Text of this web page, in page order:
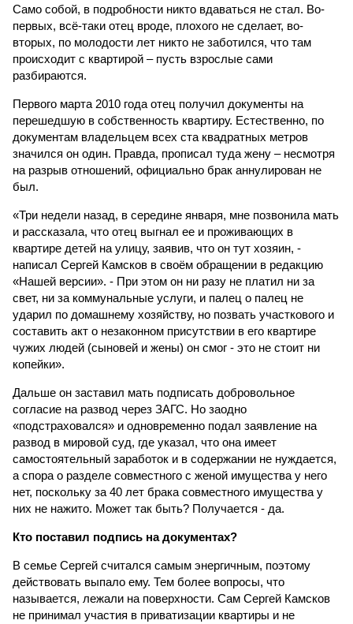
Само собой, в подробности никто вдаваться не стал. Во-
первых, всё-таки отец вроде, плохого не сделает, во-
вторых, по молодости лет никто не заботился, что там
происходит с квартирой – пусть взрослые сами
разбираются.
Первого марта 2010 года отец получил документы на
перешедшую в собственность квартиру. Естественно, по
документам владельцем всех ста квадратных метров
значился он один. Правда, прописал туда жену – несмотря
на разрыв отношений, официально брак аннулирован не
был.
«Три недели назад, в середине января, мне позвонила мать
и рассказала, что отец выгнал ее и проживающих в
квартире детей на улицу, заявив, что он тут хозяин, -
написал Сергей Камсков в своём обращении в редакцию
«Нашей версии». - При этом он ни разу не платил ни за
свет, ни за коммунальные услуги, и палец о палец не
ударил по домашнему хозяйству, но позвать участкового и
составить акт о незаконном присутствии в его квартире
чужих людей (сыновей и жены) он смог - это не стоит ни
копейки».
Дальше он заставил мать подписать добровольное
согласие на развод через ЗАГС. Но заодно
«подстраховался» и одновременно подал заявление на
развод в мировой суд, где указал, что она имеет
самостоятельный заработок и в содержании не нуждается,
а спора о разделе совместного с женой имущества у него
нет, поскольку за 40 лет брака совместного имущества у
них не нажито. Может так быть? Получается - да.
Кто поставил подпись на документах?
В семье Сергей считался самым энергичным, поэтому
действовать выпало ему. Тем более вопросы, что
называется, лежали на поверхности. Сам Сергей Камсков
не принимал участия в приватизации квартиры и не